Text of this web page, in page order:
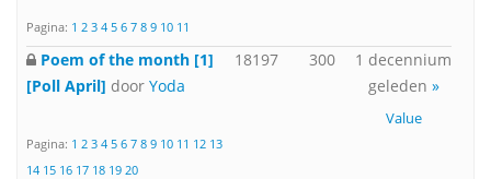
Pagina: 1 2 3 4 5 6 7 8 9 10 11
Poem of the month [1]
[Poll April] door Yoda
Pagina: 1 2 3 4 5 6 7 8 9 10 11 12 13
14 15 16 17 18 19 20
18197 300
1 decennium
geleden »
Value